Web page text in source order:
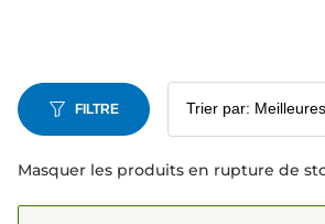
FILTRE
Masquer les produits en rupture de